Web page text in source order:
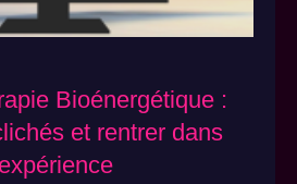
Bioénergétique :
et rentrer dans